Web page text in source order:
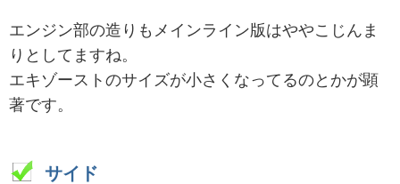
エンジン部の造りもメインライン版はややこじんま
りとしてますね。
エキゾーストのサイズが小さくなってるのとかが顕
著です。
サイド